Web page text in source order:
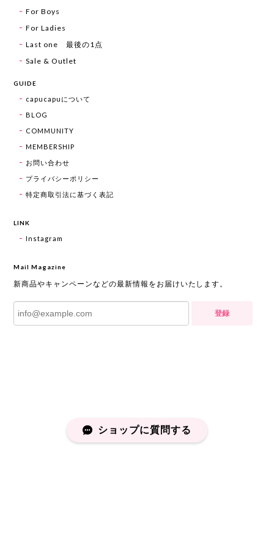
For Boys
For Ladies
Last one 最後の1点
Sale & Outlet
GUIDE
capucapuについて
BLOG
COMMUNITY
MEMBERSHIP
お問い合わせ
プライバシーポリシー
特定商取引法に基づく表記
LINK
Instagram
Mail Magazine
新商品やキャンペーンなどの最新情報をお届けいたします。
登録
ショップに質問する